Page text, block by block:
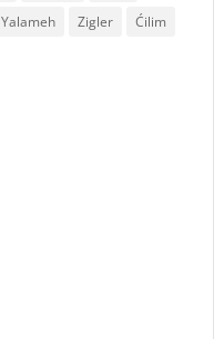
Yalameh Zigler Ćilim